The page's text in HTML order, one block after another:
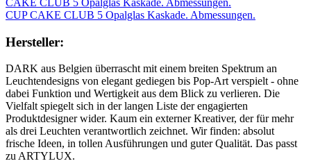
CUP CAKE CLUB 5 Opalglas Kaskade. Abmessungen.
Hersteller:
DARK aus Belgien überrascht mit einem breiten Spektrum an
Leuchtendesigns von elegant gediegen bis Pop-Art verspielt - ohne
dabei Funktion und Wertigkeit aus dem Blick zu verlieren. Die
Vielfalt spiegelt sich in der langen Liste der engagierten
Produktdesigner wider. Kaum ein externer Kreativer, der für mehr
als drei Leuchten verantwortlich zeichnet. Wir finden: absolut
frische Ideen, in tollen Ausführungen und guter Qualität. Das passt
zu ARTYLUX.